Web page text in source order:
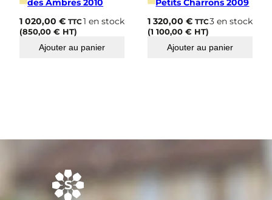
des Ambres 2010
1 020,00€ TTC
(850,00€ HT)
1 en stock
Ajouter au panier
Petits Charrons 2009
1 320,00€ TTC
(1 100,00€ HT)
3 en stock
Ajouter au panier